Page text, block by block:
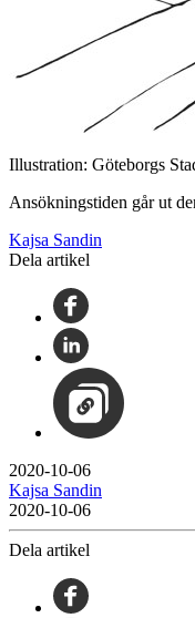
Illustration: Göteborgs
Ansökningstiden går ut
Kajsa Sandin
Dela artikel
2020-10-06
Kajsa Sandin
2020-10-06
Dela artikel